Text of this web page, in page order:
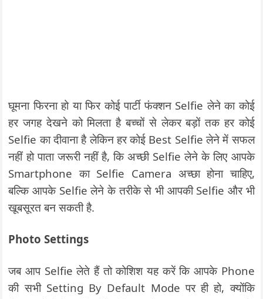
घूमना फिरना हो या फिर कोई पार्टी फंक्शन Selfie लेने का कोई
हर जगह देखने को मिलता है बच्चों से लेकर बड़ों तक हर कोई
Selfie का दीवाना है लेकिन हर कोई Best Selfie लेने में सफल
नहीं हो पाता जरूरी नहीं है, कि अच्छी Selfie लेने के लिए आपके
Smartphone का Selfie Camera अच्छा होना चाहिए,
बल्कि आपके Selfie लेने के तरीके से भी आपकी Selfie और भी
खूबसूरत बन सकती है.
Photo Settings
जब आप Selfie लेते हैं तो कोशिश यह करें कि आपके Phone
की सभी Setting By Default Mode पर ही हो, क्योंकि